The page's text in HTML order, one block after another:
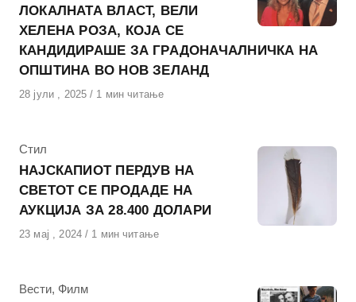
ЛОКАЛНАТА ВЛАСТ, ВЕЛИ
ХЕЛЕНА РОЗА, КОЈА СЕ
КАНДИДИРАШЕ ЗА ГРАДОНАЧАЛНИЧКА НА
ОПШТИНА ВО НОВ ЗЕЛАНД
Објавено
28 јули , 2025 1 мин читање
КАтегорија
Стил
НАЈСКАПИОТ ПЕРДУВ НА
СВЕТОТ СЕ ПРОДАДЕ НА
АУКЦИЈА ЗА 28.400 ДОЛАРИ
Објавено
23 мај , 2024 1 мин читање
КАтегорија
Вести, Филм